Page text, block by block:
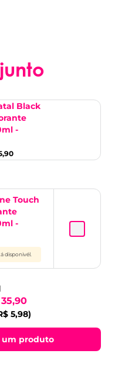
Black
-
Touch
-
disponivél.
5,98)
um produto